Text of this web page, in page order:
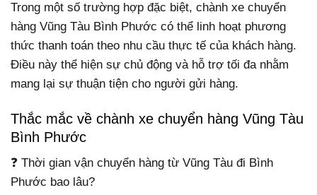
Trong một số trường hợp đặc biệt, chành xe chuyển
hàng Vũng Tàu Bình Phước có thể linh hoạt phương
thức thanh toán theo nhu cầu thực tế của khách hàng.
Điều này thể hiện sự chủ động và hỗ trợ tối đa nhằm
mang lại sự thuận tiện cho người gửi hàng.
Thắc mắc về chành xe chuyển hàng Vũng Tàu
Bình Phước
❓ Thời gian vận chuyển hàng từ Vũng Tàu đi Bình
Phước bao lâu?